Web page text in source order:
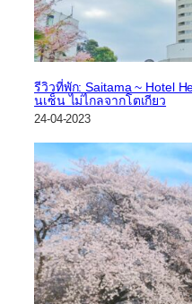
รีวิวที่พัก: Saitama ~ Hotel
นเซ็น ไม่ไกลจากโตเกียว
24-04-2023